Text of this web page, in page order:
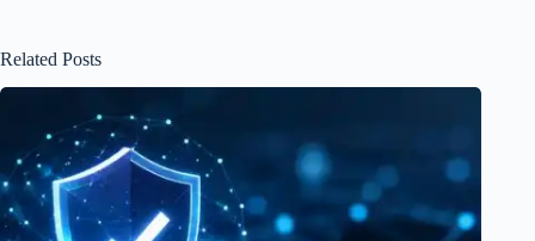
Related Posts